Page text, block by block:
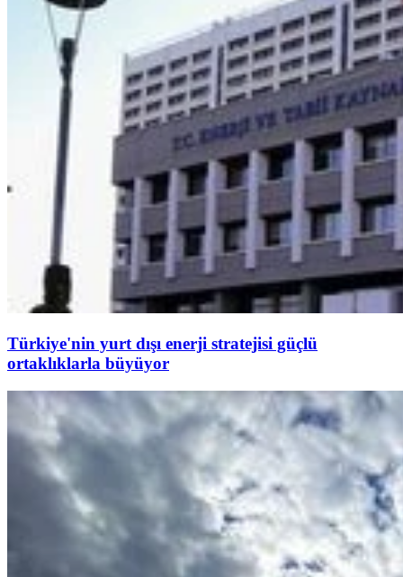
Türkiye'nin yurt dışı enerji stratejisi güçlü
ortaklıklarla büyüyor